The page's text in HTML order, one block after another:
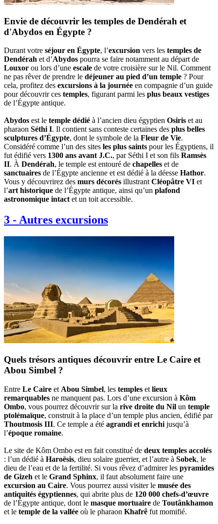
Envie de découvrir les temples de Dendérah et
d'Abydos en Égypte ?
Durant votre séjour en Égypte, l’excursion vers les temples de
Dendérah et d’Abydos pourra se faire notamment au départ de
Louxor ou lors d’une escale de votre croisière sur le Nil. Comment
ne pas rêver de prendre le déjeuner au pied d’un temple ? Pour
cela, profitez des excursions à la journée en compagnie d’un guide
pour découvrir ces temples, figurant parmi les plus beaux vestiges
de l’Égypte antique.
Abydos est le temple dédié à l’ancien dieu égyptien Osiris et au
pharaon Séthi I. Il contient sans conteste certaines des plus belles
sculptures d’Égypte, dont le symbole de la Fleur de Vie.
Considéré comme l’un des sites les plus saints pour les Égyptiens, il
fut édifié vers 1300 ans avant J.C., par Séthi I et son fils Ramsès
II. À Dendérah, le temple est entouré de chapelles et de
sanctuaires de l’Égypte ancienne et est dédié à la déesse Hathor.
Vous y découvrirez des murs décorés illustrant Cléopâtre VI et
l’art historique de l’Égypte antique, ainsi qu’un plafond
astronomique intact et un toit accessible.
3 -Autres excursions
Quels trésors antiques découvrir entre Le Caire et
Abou Simbel ?
Entre Le Caire et Abou Simbel, les temples et lieux
remarquables ne manquent pas. Lors d’une excursion à Kôm
Ombo, vous pourrez découvrir sur la rive droite du Nil un temple
ptolémaïque, construit à la place d’un temple plus ancien, édifié par
Thoutmosis III. Ce temple a été agrandi et enrichi jusqu’à
l’époque romaine.
Le site de Kôm Ombo est en fait constitué de deux temples accolés
: l’un dédié à Haroësis, dieu solaire guerrier, et l’autre à Sobek, le
dieu de l’eau et de la fertilité. Si vous rêvez d’admirer les pyramides
de Gizeh et le Grand Sphinx, il faut absolument faire une
excursion au Caire. Vous pourrez aussi visiter le musée des
antiquités égyptiennes, qui abrite plus de 120 000 chefs-d’œuvre
de l’Égypte antique, dont le masque mortuaire de Toutânkhamon
et le temple de la vallée où le pharaon Khafrê fut momifié.